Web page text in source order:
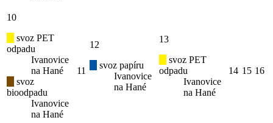
10
svoz PET
odpadu
Ivanovice
na Hané
svoz
bioodpadu
Ivanovice
na Hané
11
12
svoz papíru
Ivanovice
na Hané
13
svoz PET
odpadu
Ivanovice
na Hané
14 15 16